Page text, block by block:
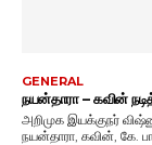
GENERAL
நயன்தாரா – கவின்
அறிமுக இயக்குநர்
நயன்தாரா, கவின், கே.